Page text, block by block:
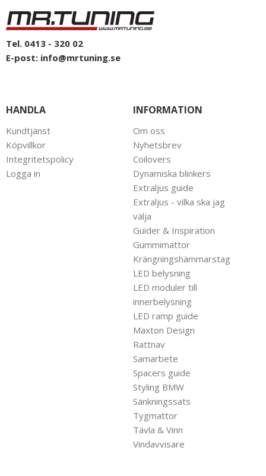
Tel. 0413 - 320 02
E-post: info@mrtuning.se
HANDLA
Kundtjänst
Köpvillkor
Integritetspolicy
Logga in
INFORMATION
Om oss
Nyhetsbrev
Coilovers
Dynamiska blinkers
Extraljus guide
Extraljus - vilka ska jag
välja
Guider & Inspiration
Gummimattor
Krängningshämmarstag
LED belysning
LED moduler till
innerbelysning
LED ramp guide
Maxton Design
Rattnav
Samarbete
Spacers guide
Styling BMW
Sänkningssats
Tygmattor
Tävla & Vinn
Vindavvisare